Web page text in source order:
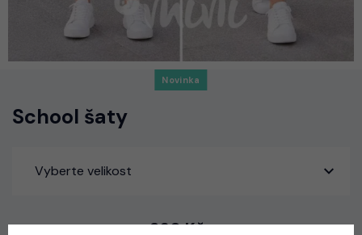
Novinka
School šaty
Vyberte velikost
360 Kč